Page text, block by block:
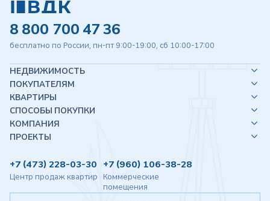
8 800 700 47 36
бесплатно по России, пн-пт 9:00-19:00, сб 10:00-17:00
НЕДВИЖИМОСТЬ
ПОКУПАТЕЛЯМ
КВАРТИРЫ
СПОСОБЫ ПОКУПКИ
КОМПАНИЯ
ПРОЕКТЫ
+7 (473) 228-03-30
Центр продаж квартир
+7 (960) 106-38-28
Коммерческие
помещения